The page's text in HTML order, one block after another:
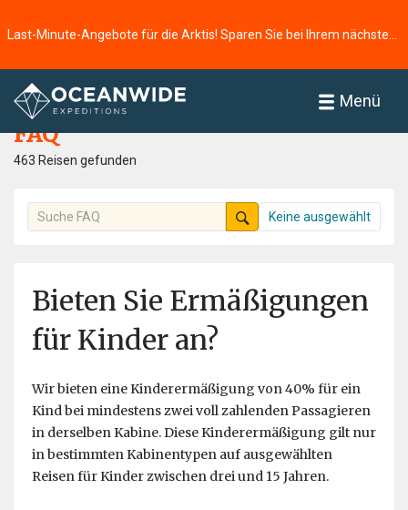
Menü
Startseite
FAQ
463 Reisen gefunden
Keine ausgewählt
Bieten Sie Ermäßigungen
für Kinder an?
Wir bieten eine Kinderermäßigung von 40% für ein
Kind bei mindestens zwei voll zahlenden Passagieren
in derselben Kabine. Diese Kinderermäßigung gilt nur
in bestimmten Kabinentypen auf ausgewählten
Reisen für Kinder zwischen drei und 15 Jahren.